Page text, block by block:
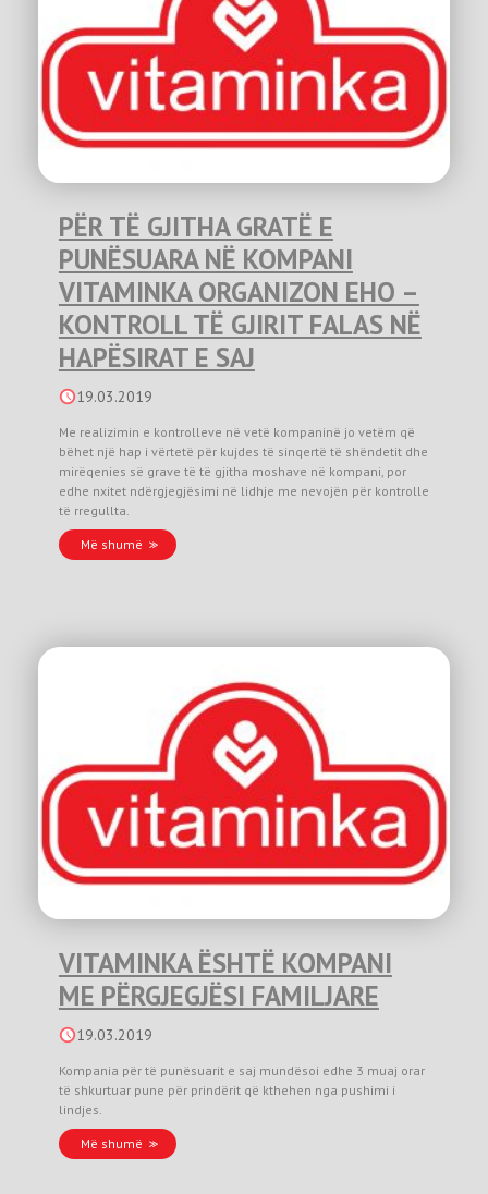
PËR TË GJITHA GRATË E
PUNËSUARA NË KOMPANI
VITAMINKA ORGANIZON EHO –
KONTROLL TË GJIRIT FALAS NË
HAPËSIRAT E SAJ
19.03.2019
Me realizimin e kontrolleve në vetë kompaninë jo vetëm që
bëhet një hap i vërtetë për kujdes të sinqertë të shëndetit dhe
mirëqenies së grave të të gjitha moshave në kompani, por
edhe nxitet ndërgjegjësimi në lidhje me nevojën për kontrolle
të rregullta.
Më shumë
VITAMINKA ËSHTË KOMPANI
ME PËRGJEGJËSI FAMILJARE
19.03.2019
Kompania për të punësuarit e saj mundësoi edhe 3 muaj orar
të shkurtuar pune për prindërit që kthehen nga pushimi i
lindjes.
Më shumë